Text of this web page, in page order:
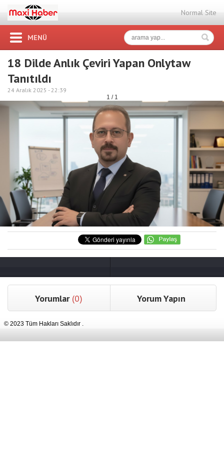
Normal Site
MENÜ
18 Dilde Anlık Çeviri Yapan Onlytaw
Tanıtıldı
24 Aralık 2025 -22:39
1 / 1
Yorumlar (0) Yorum Yapın
© 2023 Tüm Hakları Saklıdır .